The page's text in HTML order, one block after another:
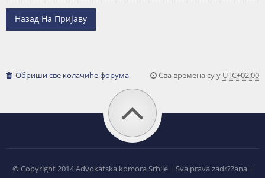
Назад На Пријаву
Обриши све колачиће форума Сва времена су у UTC+02:00
© Copyright 2014 Advokatska komora Srbije | Sva prava zadr??ana |